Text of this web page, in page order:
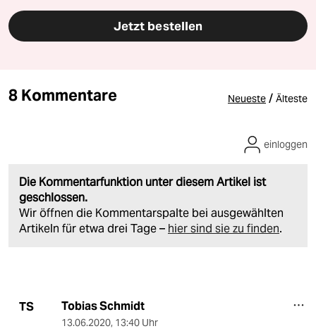
Jetzt bestellen
8 Kommentare Neueste / Älteste
Die Kommentarfunktion unter diesem Artikel ist
geschlossen.
Wir öffnen die Kommentarspalte bei ausgewählten
Artikeln für etwa drei Tage – hier sind sie zu finden.
einloggen
TS Tobias Schmidt
13.06.2020, 13:40 Uhr